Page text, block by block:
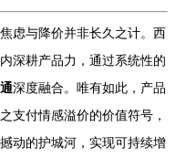
虑与降价并非长久之计。西
深耕产品力，通过系统性的
深度融合。唯有如此，产品
支付情感溢价的价值符号，
动的护城河，实现可持续增